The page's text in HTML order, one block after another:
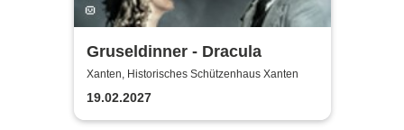
Gruseldinner - Dracula
Xanten, Historisches Schützenhaus Xanten
19.02.2027